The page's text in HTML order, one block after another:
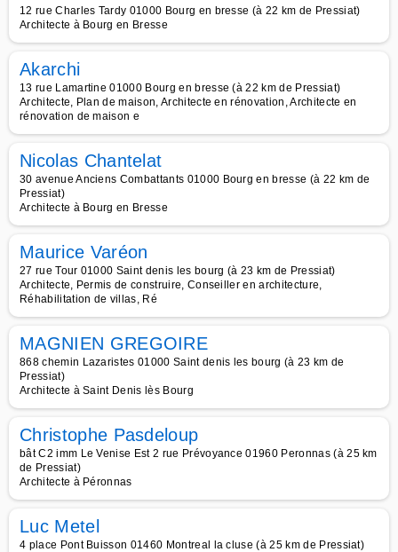
12 rue Charles Tardy 01000 Bourg en bresse (à 22 km de Pressiat)
Architecte à Bourg en Bresse
Akarchi
13 rue Lamartine 01000 Bourg en bresse (à 22 km de Pressiat)
Architecte, Plan de maison, Architecte en rénovation, Architecte en
rénovation de maison e
Nicolas Chantelat
30 avenue Anciens Combattants 01000 Bourg en bresse (à 22 km de
Pressiat)
Architecte à Bourg en Bresse
Maurice Varéon
27 rue Tour 01000 Saint denis les bourg (à 23 km de Pressiat)
Architecte, Permis de construire, Conseiller en architecture,
Réhabilitation de villas, Ré
MAGNIEN GREGOIRE
868 chemin Lazaristes 01000 Saint denis les bourg (à 23 km de
Pressiat)
Architecte à Saint Denis lès Bourg
Christophe Pasdeloup
bât C2 imm Le Venise Est 2 rue Prévoyance 01960 Peronnas (à 25 km
de Pressiat)
Architecte à Péronnas
Luc Metel
4 place Pont Buisson 01460 Montreal la cluse (à 25 km de Pressiat)